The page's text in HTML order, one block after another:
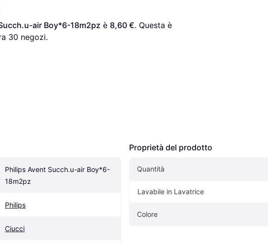
air Boy*6-18m2pz è 8,60 €. Questa è
30 negozi.
Philips Avent Succh.u-air Boy*6-
18m2pz
Philips
Ciucci
Proprietà del prodotto
Quantità
Lavabile in Lavatrice
Colore